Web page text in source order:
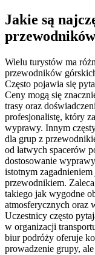
Jakie są
Wielu turystów ma
przewodników
Często pojawia się
Ceny mogą się
trasy oraz
profesjonalistę, który
wyprawy. Innym
dla grup z
od łatwych spacerów
dostosowanie
istotnym
przewodnikiem.
takiego jak wygodne
atmosferycznych oraz
Uczestnicy często
w organizacji
biur podróży oferuje
prowadzenie grupy,